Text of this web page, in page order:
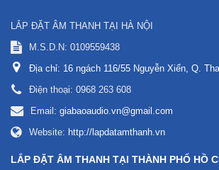
LẮP ĐẶT ÂM THANH TẠI HÀ NỘI
M.S.D.N: 0109559438
Địa chỉ: 16 ngách 116/55 Nguyễn Xiển, Q.
Điện thoại: 0968 263 608
Email: giabaoaudio.vn@gmail.com
Website: http://lapdatamthanh.vn
LẮP ĐẶT ÂM THANH TẠI THÀNH PHỐ HỒ